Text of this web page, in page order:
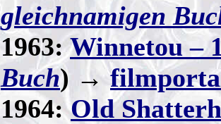
gleichnamigen
1963:Winnetou –
Buch) →
1964:Old